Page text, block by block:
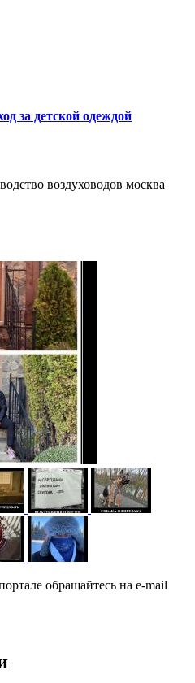
за детской одеждой
воздуховодов москва
обращайтесь на e-mail